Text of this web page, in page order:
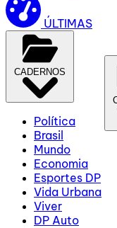
ÚLTIMAS
CADERNOS
Política
Brasil
Mundo
Economia
Esportes DP
Vida Urbana
Viver
DP Auto